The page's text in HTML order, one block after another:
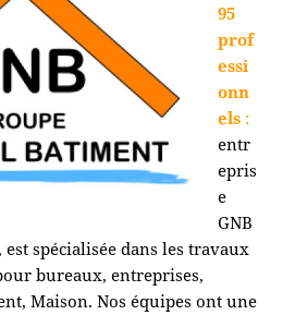
95
prof
essi
onn
els :
entr
epris
e
GNB
est spécialisée dans les travaux
bureaux, entreprises,
Maison. Nos équipes ont une